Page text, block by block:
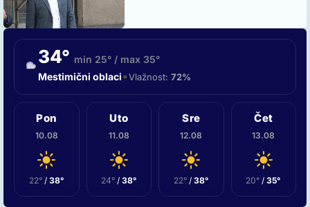
34° min 25° / max 35°
Mestimični oblaci•Vlažnost: 72%
Pon
10.08
22°/ 38°
Uto
11.08
24°/ 38°
Sre
12.08
22°/ 38°
Čet
13.08
20° /35°